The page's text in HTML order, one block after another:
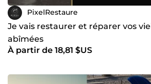
PixelRestaure
Je vais restaurer et réparer vos
abîmées
À partir de 18,81 $US